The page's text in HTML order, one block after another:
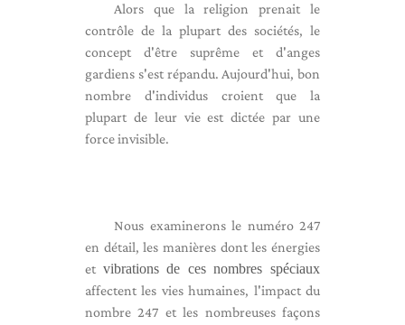
Alors que la religion prenait le
contrôle de la plupart des sociétés, le
concept d'être suprême et d'anges
gardiens s'est répandu. Aujourd'hui, bon
nombre d'individus croient que la
plupart de leur vie est dictée par une
force invisible.
Nous examinerons le numéro 247
en détail, les manières dont les énergies
et vibrations de ces nombres spéciaux
affectent les vies humaines, l'impact du
nombre 247 et les nombreuses façons